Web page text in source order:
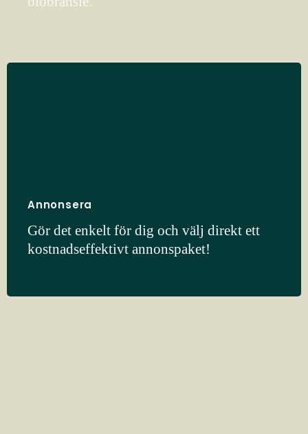
Annonsera
Gör det enkelt för dig och välj direkt ett
kostnadseffektivt annonspaket!